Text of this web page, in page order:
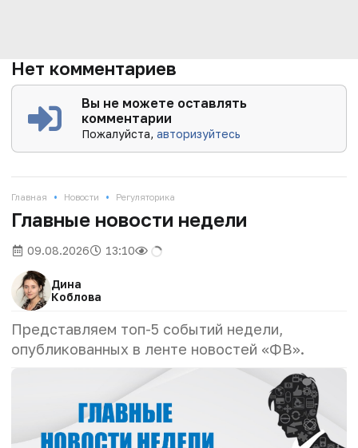
Нет комментариев
Вы не можете оставлять
комментарии
Пожалуйста,авторизуйтесь
Главная • Новости • Регуляторика
Главные новости недели
09.08.2026 13:10
Дина
Коблова
Представляем топ-5 событий недели,
опубликованных в ленте новостей «ФВ».